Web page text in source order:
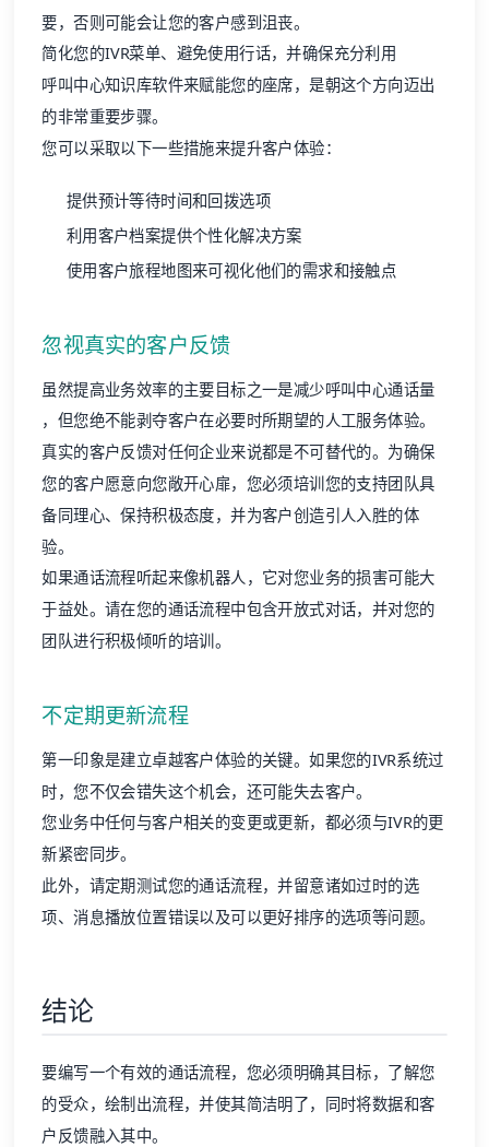
要，否则可能会让您的客户感到沮丧。
简化您的IVR菜单、避免使用行话，并确保充分利用
呼叫中心知识库软件来赋能您的座席，是朝这个方向迈出
的非常重要步骤。
您可以采取以下一些措施来提升客户体验：
提供预计等待时间和回拨选项
利用客户档案提供个性化解决方案
使用客户旅程地图来可视化他们的需求和接触点
忽视真实的客户反馈
虽然提高业务效率的主要目标之一是减少呼叫中心通话量
，但您绝不能剥夺客户在必要时所期望的人工服务体验。
真实的客户反馈对任何企业来说都是不可替代的。为确保
您的客户愿意向您敞开心扉，您必须培训您的支持团队具
备同理心、保持积极态度，并为客户创造引人入胜的体
验。
如果通话流程听起来像机器人，它对您业务的损害可能大
于益处。请在您的通话流程中包含开放式对话，并对您的
团队进行积极倾听的培训。
不定期更新流程
第一印象是建立卓越客户体验的关键。如果您的IVR系统过
时，您不仅会错失这个机会，还可能失去客户。
您业务中任何与客户相关的变更或更新，都必须与IVR的更
新紧密同步。
此外，请定期测试您的通话流程，并留意诸如过时的选
项、消息播放位置错误以及可以更好排序的选项等问题。
结论
要编写一个有效的通话流程，您必须明确其目标，了解您
的受众，绘制出流程，并使其简洁明了，同时将数据和客
户反馈融入其中。